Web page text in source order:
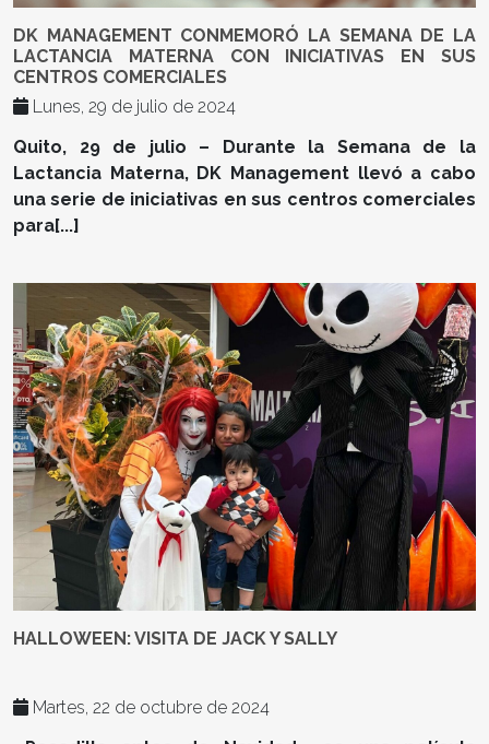
DK MANAGEMENT CONMEMORÓ LA SEMANA DE LA
LACTANCIA MATERNA CON INICIATIVAS EN SUS
CENTROS COMERCIALES
Lunes, 29 de julio de 2024
Quito, 29 de julio – Durante la Semana de la
Lactancia Materna, DK Management llevó a cabo
una serie de iniciativas en sus centros comerciales
para[...]
HALLOWEEN: VISITA DE JACK Y SALLY
Martes, 22 de octubre de 2024